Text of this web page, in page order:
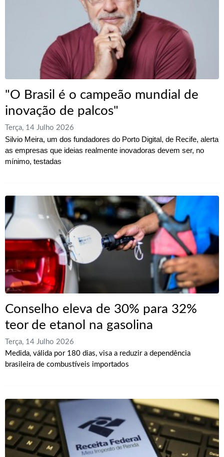
"O Brasil é o campeão mundial de
inovação de palcos"
Terça, 14 Julho 2026
Silvio Meira, um dos fundadores do Porto Digital, de Recife, alerta
as empresas que ideias realmente inovadoras devem ser, no
mínimo, testadas
Conselho eleva de 30% para 32%
teor de etanol na gasolina
Terça, 14 Julho 2026
Medida, válida por 180 dias, visa a reduzir a dependência
brasileira de combustíveis importados